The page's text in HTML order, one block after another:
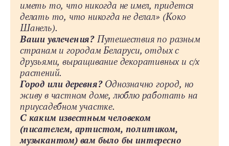
иметь то, что никогда не имел, придется
делать то, что никогда не делал» (Коко
Шанель).
Ваши увлечения? Путешествия по разным
странам и городам Беларуси, отдых с
друзьями, выращивание декоративных и с/х
растений.
Город или деревня? Однозначно город, но
живу в частном доме, люблю работать на
приусадебном участке.
С каким известным человеком
(писателем, артистом, политиком,
музыкантом) вам было бы интересно